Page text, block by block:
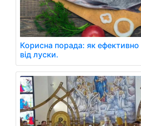
Корисна порада: як
від луски.